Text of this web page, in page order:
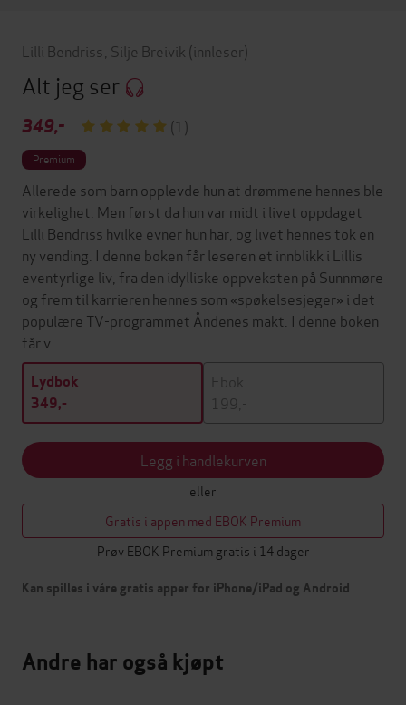
Lilli Bendriss Silje Breivik (innleser)
Alt jeg ser
349,- (1)
Premium
Allerede som barn opplevde hun at drømmene hennes ble
virkelighet. Men først da hun var midt i livet oppdaget
Lilli Bendriss hvilke evner hun har, og livet hennes tok en
ny vending. I denne boken får leseren et innblikk i Lillis
eventyrlige liv, fra den idylliske oppveksten på Sunnmøre
og frem til karrieren hennes som «spøkelsesjeger» i det
populære TV-programmet Åndenes makt. I denne boken
får v…
Lydbok
349,-
Ebok
199,-
Legg i handlekurven
eller
Gratis i appen med EBOK Premium
Prøv EBOK Premium gratis i 14 dager
Kan spilles i våre gratis apper for iPhone/iPad og Android
Andre har også kjøpt